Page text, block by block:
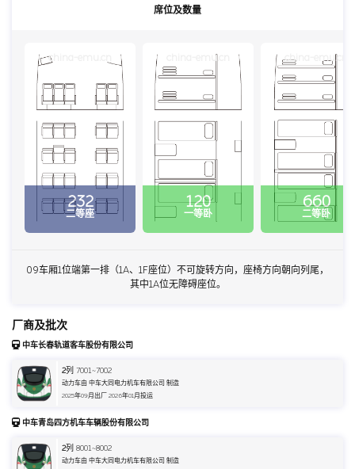
席位及数量
232
二等座
china-emu.cn
120
一等卧
china-emu.cn
660
二等卧
china-emu.cn
09车厢1位端第一排（1A、1F座位）不可旋转方向，座椅方向朝向列尾，
其中1A位无障碍座位。
厂商及批次
中车长春轨道客车股份有限公司
2列 7001~7002
动力车由 中车大同电力机车有限公司 制造
2025年09月出厂 2026年01月投运
中车青岛四方机车车辆股份有限公司
2列 8001~8002
动力车由 中车大同电力机车有限公司 制造